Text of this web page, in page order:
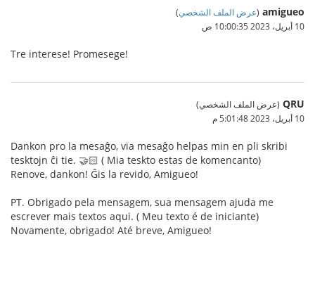
amigueo
(عرض الملف الشخصي)
10 أبريل، 2023 10:00:35 ص
Tre interese! Promesege!
QRU (عرض الملف الشخصي)
10 أبريل، 2023 5:01:48 م
Dankon pro la mesaĝo, via mesaĝo helpas min en pli skribi
tesktojn ĉi tie. 🤝🏻 ( Mia teskto estas de komencanto)
Renove, dankon! Ĝis la revido, Amigueo!
PT. Obrigado pela mensagem, sua mensagem ajuda me
escrever mais textos aqui. ( Meu texto é de iniciante)
Novamente, obrigado! Até breve, Amigueo!